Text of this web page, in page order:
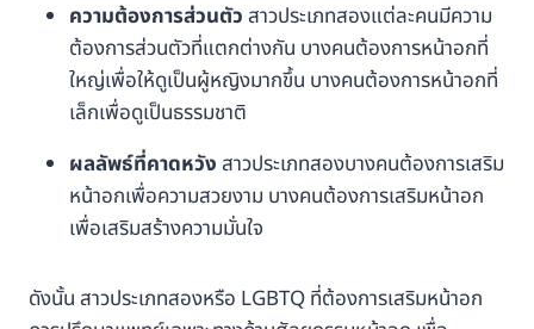
ความต้องการส่วนตัวสาวประเภทสองแต่ละคนมีความ
ต้องการส่วนตัวที่แตกต่างกัน บางคนต้องการหน้าอกที่
ใหญ่เพื่อให้ดูเป็นผู้หญิงมากขึ้น บางคนต้องการหน้าอกที่
เล็กเพื่อดูเป็นธรรมชาติ
ผลลัพธ์ที่คาดหวังสาวประเภทสองบางคนต้องการเสริม
หน้าอกเพื่อความสวยงาม บางคนต้องการเสริมหน้าอก
เพื่อเสริมสร้างความมั่นใจ
ดังนั้น สาวประเภทสองหรือ LGBTQ ที่ต้องการเสริมหน้าอก